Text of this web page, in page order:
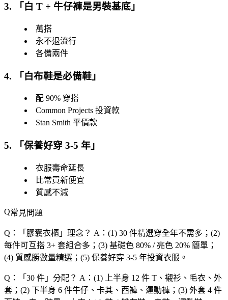
3. 「 白 T + 牛仔褲是男裝基底 」
萬搭
永不退流行
各備兩件
4. 「白布鞋是必備鞋 」
配 90% 穿搭
Common Projects 投資款
Stan Smith 平價款
5. 「保養好穿 3-5 年 」
衣服壽命延長
比常買新便宜
質感不減
常見問題
Q：「 膠囊衣櫃 」理念？ A：(1) 30 件精選穿全年不需多；(2)
每件可互搭 3+ 套組合多；(3) 基礎色 80% / 亮色 20% 簡單；
(4) 質感勝數量精選；(5) 保養好穿 3-5 年投資衣服。
Q：「 30 件 」分配？ A：(1) 上半身 12 件 T、襯衫、毛衣、外
套；(2) 下半身 6 件牛仔、卡其、西褲、運動褲；(3) 外套 4 件